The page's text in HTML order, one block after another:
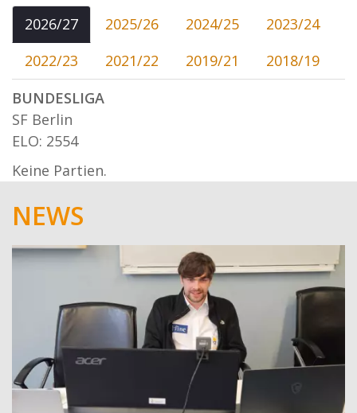
2026/27 2025/26 2024/25
2023/24
2022/23
2021/22 2019/21
2018/19
BUNDESLIGA
SF Berlin
ELO: 2554
Keine Partien.
NEWS